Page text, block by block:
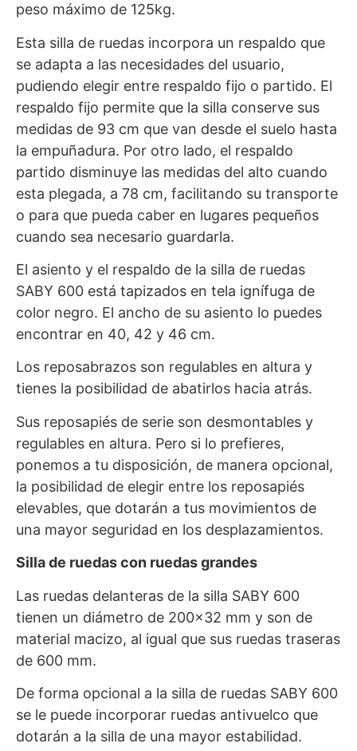
peso máximo de 125kg.
Esta silla de ruedas incorpora un respaldo que
se adapta a las necesidades del usuario,
pudiendo elegir entre respaldo fijo o partido. El
respaldo fijo permite que la silla conserve sus
medidas de 93 cm que van desde el suelo hasta
la empuñadura. Por otro lado, el respaldo
partido disminuye las medidas del alto cuando
esta plegada, a 78 cm, facilitando su transporte
o para que pueda caber en lugares pequeños
cuando sea necesario guardarla.
El asiento y el respaldo de la silla de ruedas
SABY 600 está tapizados en tela ignífuga de
color negro. El ancho de su asiento lo puedes
encontrar en 40, 42 y 46 cm.
Los reposabrazos son regulables en altura y
tienes la posibilidad de abatirlos hacia atrás.
Sus reposapiés de serie son desmontables y
regulables en altura. Pero si lo prefieres,
ponemos a tu disposición, de manera opcional,
la posibilidad de elegir entre los reposapiés
elevables, que dotarán a tus movimientos de
una mayor seguridad en los desplazamientos.
Silla de ruedas con ruedas grandes
Las ruedas delanteras de la silla SABY 600
tienen un diámetro de 200×32 mm y son de
material macizo, al igual que sus ruedas traseras
de 600 mm.
De forma opcional a la silla de ruedas SABY 600
se le puede incorporar ruedas antivuelco que
dotarán a la silla de una mayor estabilidad.